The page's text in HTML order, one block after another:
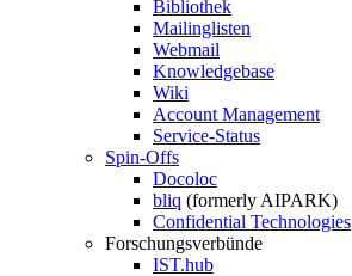
Bibliothek
Mailinglisten
Webmail
Knowledgebase
Wiki
Account Management
Service-Status
Spin-Offs
Docoloc
bliq (formerly AIPARK)
Confidential Technologies
Forschungsverbünde
IST.hub